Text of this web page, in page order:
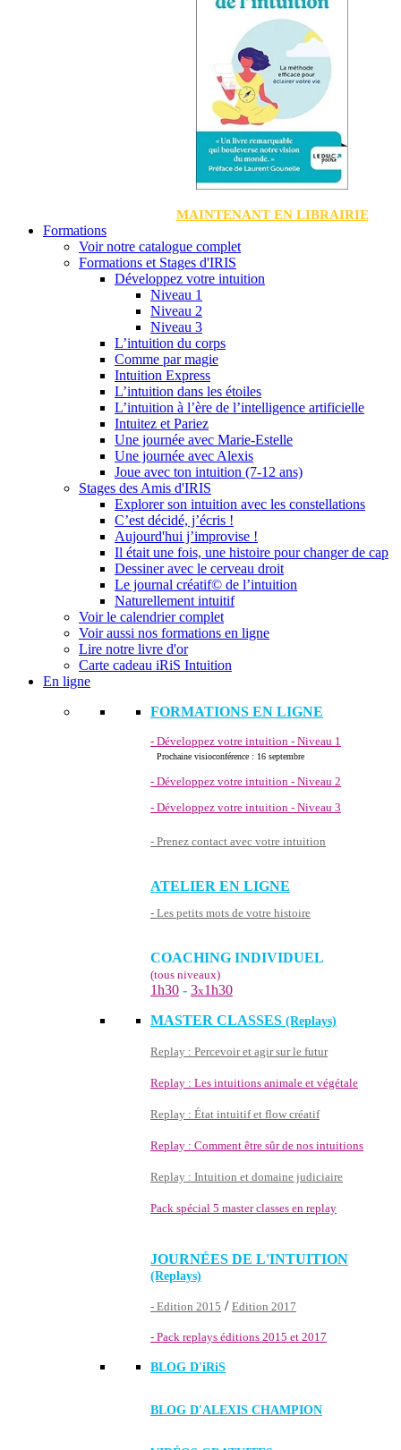
MAINTENANT EN LIBRAIRIE
Formations
Voir notre catalogue complet
Formations et Stages d'IRIS
Développez votre intuition
Niveau 1
Niveau 2
Niveau 3
L’intuition du corps
Comme par magie
Intuition Express
L’intuition dans les étoiles
L’intuition à l’ère de l’intelligence artificielle
Intuitez et Pariez
Une journée avec Marie-Estelle
Une journée avec Alexis
Joue avec ton intuition (7-12 ans)
Stages des Amis d'IRIS
Explorer son intuition avec les constellations
C’est décidé, j’écris !
Aujourd'hui j’improvise !
Il était une fois, une histoire pour changer de cap
Dessiner avec le cerveau droit
Le journal créatif© de l’intuition
Naturellement intuitif
Voir le calendrier complet
Voir aussi nos formations en ligne
Lire notre livre d'or
Carte cadeau iRiS Intuition
En ligne
FORMATIONS EN LIGNE
- Développez votre intuition - Niveau 1
Prochaine visioconférence : 16 septembre
- Développez votre intuition - Niveau 2
- Développez votre intuition - Niveau 3
- Prenez contact avec votre intuition
ATELIER EN LIGNE
- Les petits mots de votre histoire
COACHING INDIVIDUEL
(tous niveaux)
1h30 - 3x1h30
MASTER CLASSES (Replays)
Replay : Percevoir et agir sur le futur
Replay : Les intuitions animale et végétale
Replay : État intuitif et flow créatif
Replay : Comment être sûr de nos intuitions
Replay : Intuition et domaine judiciaire
Pack spécial 5 master classes en replay
JOURNÉES DE L'INTUITION
(Replays)
- Edition 2015 / Edition 2017
- Pack replays éditions 2015 et 2017
BLOG D'iRiS
BLOG D'ALEXIS CHAMPION